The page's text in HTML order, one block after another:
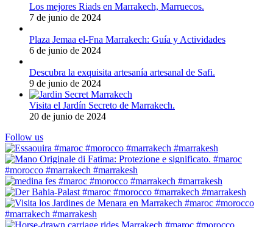
Los mejores Riads en Marrakech, Marruecos.
7 de junio de 2024
Plaza Jemaa el-Fna Marrakech: Guía y Actividades
6 de junio de 2024
Descubra la exquisita artesanía artesanal de Safi.
9 de junio de 2024
Visita el Jardín Secreto de Marrakech.
20 de junio de 2024
Follow us